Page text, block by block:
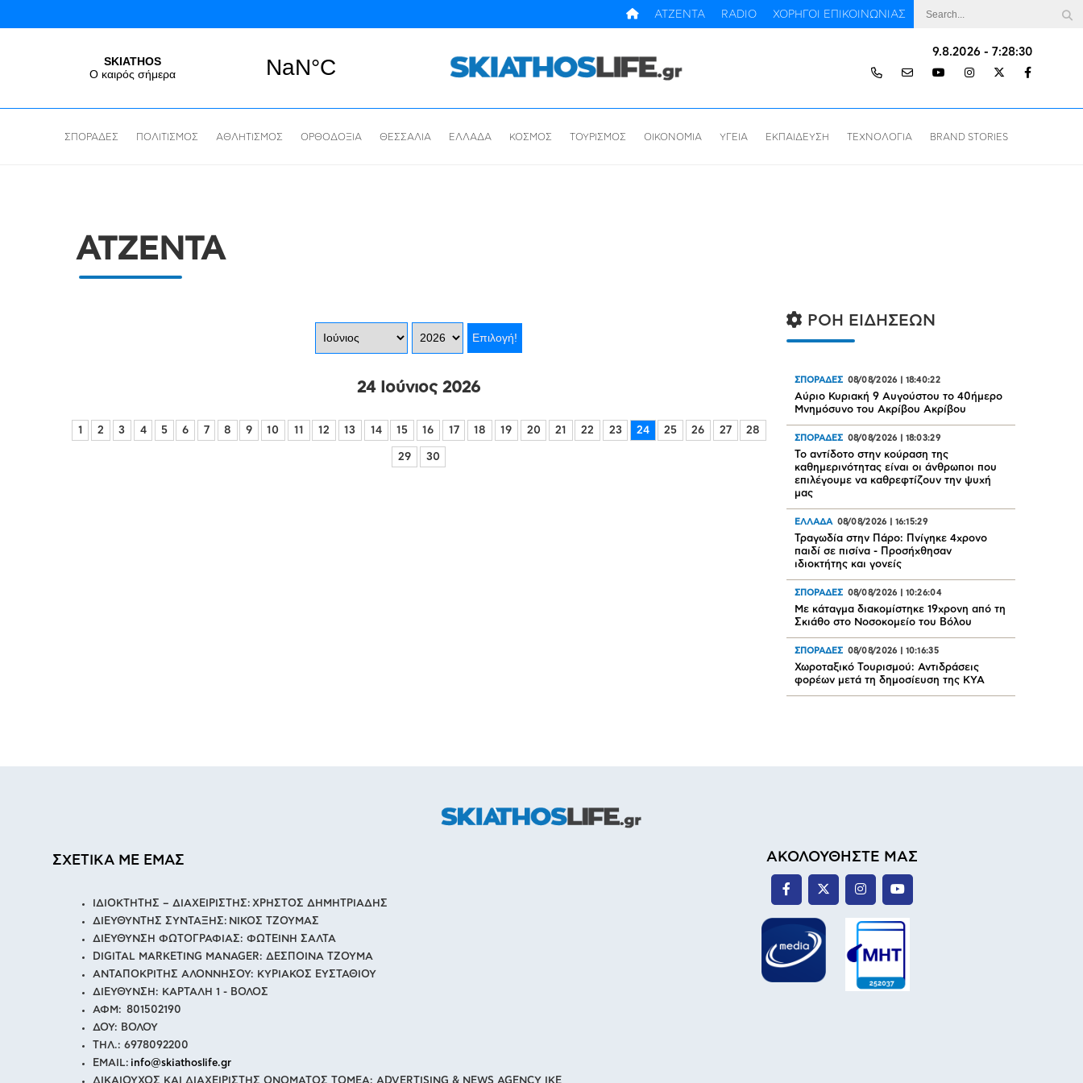
ΧΟΡΗΓΟΙ ΕΠΙΚΟΙΝΩΝΙΑΣ
RADIO
ΑΤΖΕΝΤΑ
9.8.2026 - 7:28:30
ΣΠΟΡΑΔΕΣ ΠΟΛΙΤΙΣΜΟΣ ΑΘΛΗΤΙΣΜΟΣ ΟΡΘΟΔΟΞΙΑ ΘΕΣΣΑΛΙΑ ΕΛΛΑΔΑ ΚΟΣΜΟΣ ΤΟΥΡΙΣΜΟΣ ΟΙΚΟΝΟΜΙΑ ΥΓΕΙΑ ΕΚΠΑΙΔΕΥΣΗ ΤΕΧΝΟΛΟΓΙΑ BRAND STORIES
ΑΤΖΕΝΤΑ
24 Ιούνιος 2026
1 2 3 4 5 6 7 8 9 10 11 12 13 14 15 16 17 18 19 20 21 22 23 24 25 26 27 28
29 30
ΡΟΗ ΕΙΔΗΣΕΩΝ
ΣΠΟΡΑΔΕΣ 08/08/2026 18:40:22
Αύριο Κυριακή 9 Αυγούστου το 40ήμερο
Μνημόσυνο του Ακρίβου Ακρίβου
ΣΠΟΡΑΔΕΣ 08/08/2026 18:03:29
Το αντίδοτο στην κούραση της
καθημερινότητας είναι οι άνθρωποι που
επιλέγουμε να καθρεφτίζουν την ψυχή
μας
ΕΛΛΑΔΑ 08/08/2026 16:15:29
Τραγωδία στην Πάρο: Πνίγηκε 4χρονο
παιδί σε πισίνα - Προσήχθησαν
ιδιοκτήτης και γονείς
ΣΠΟΡΑΔΕΣ 08/08/2026 10:26:04
Mε κάταγμα διακομίστηκε 19χρονη από τη
Σκιάθο στο Νοσοκομείο του Βόλου
ΣΠΟΡΑΔΕΣ 08/08/2026 10:16:35
Χωροταξικό Τουρισμού: Αντιδράσεις
φορέων μετά τη δημοσίευση της ΚΥΑ
ΣΧΕΤΙΚΑ ΜΕ ΕΜΑΣ
ΙΔΙΟΚΤΗΤΗΣ – ΔΙΑΧΕΙΡΙΣΤΗΣ: ΧΡΗΣΤΟΣ ΔΗΜΗΤΡΙΑΔΗΣ
ΔΙΕΥΘΥΝΤΗΣ ΣΥΝΤΑΞΗΣ: ΝΙΚΟΣ ΤΖΟΥΜΑΣ
ΔΙΕΥΘΥΝΣΗ ΦΩΤΟΓΡΑΦΙΑΣ: ΦΩΤΕΙΝΗ ΣΑΛΤΑ
DIGITAL MARKETING MANAGER: ΔΕΣΠΟΙΝΑ ΤΖΟΥΜΑ
ΑΝΤΑΠΟΚΡΙΤΗΣ ΑΛΟΝΝΗΣΟΥ: ΚΥΡΙΑΚΟΣ ΕΥΣΤΑΘΙΟΥ
ΔΙΕΥΘΥΝΣΗ: ΚΑΡΤΑΛΗ 1 - ΒΟΛΟΣ
ΑΦΜ: 801502190
ΔΟΥ: ΒΟΛΟΥ
ΤΗΛ.: 6978092200
EMAIL: info@skiathoslife.gr
ΑΚΟΛΟΥΘΗΣΤΕ ΜΑΣ